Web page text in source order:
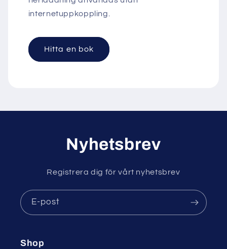
internetuppkoppling.
Hitta en bok
Nyhetsbrev
Registrera dig för vårt nyhetsbrev
E-post
Shop